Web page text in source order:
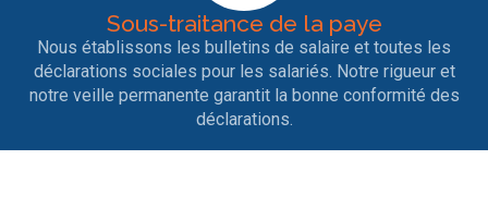
Sous-traitance de la paye
Nous établissons les bulletins de salaire et toutes les
déclarations sociales pour les salariés. Notre rigueur et
notre veille permanente garantit la bonne conformité des
déclarations.